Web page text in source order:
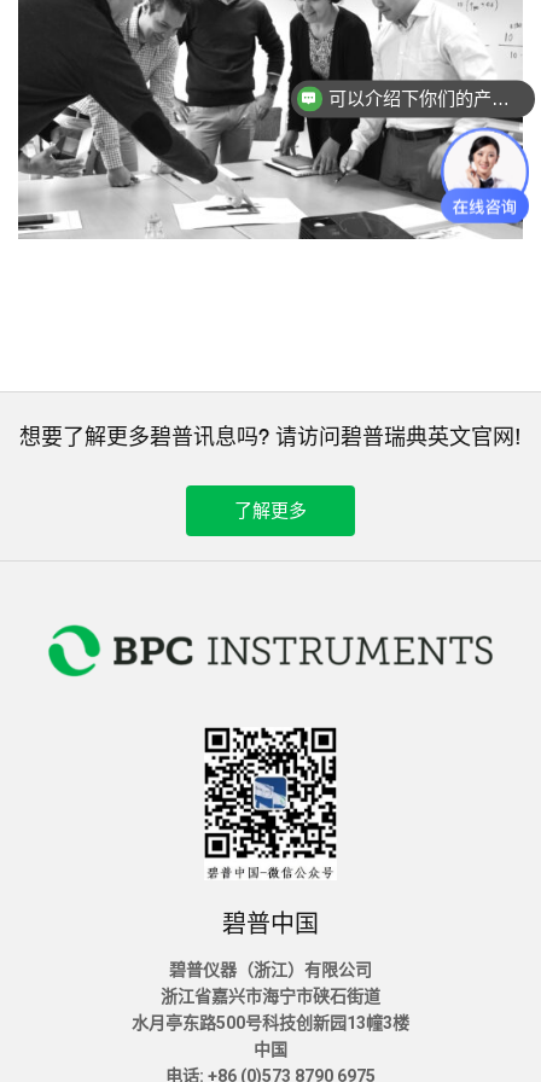
想要了解更多碧普讯息吗? 请访问碧普瑞典英文官网!
了解更多
碧普中国
碧普仪器（浙江）有限公司
浙江省嘉兴市海宁市硖石街道
水月亭东路500号科技创新园13幢3楼
中国
电话: +86 (0)573 8790 6975
可以介绍下你们的产品么？